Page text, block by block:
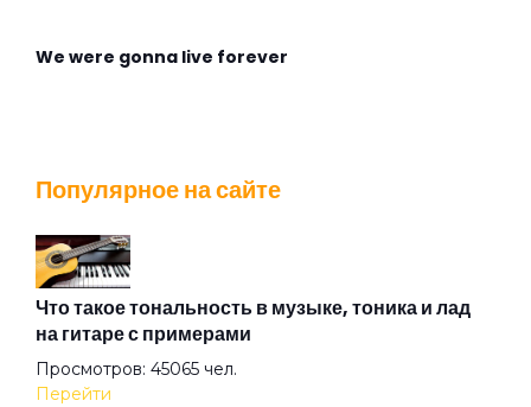
We were gonna live forever
Алиса
Алмазная душа
Популярное на сайте
Что такое тональность в музыке, тоника и лад
на гитаре с примерами
Просмотров: 45065 чел.
Перейти